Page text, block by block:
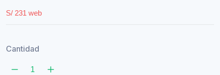
S/ 231 web
Cantidad